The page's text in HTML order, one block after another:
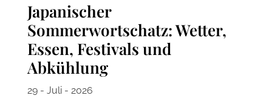
Japanischer
Sommerwortschatz: Wetter,
Essen, Festivals und
Abkühlung
29 - Juli - 2026